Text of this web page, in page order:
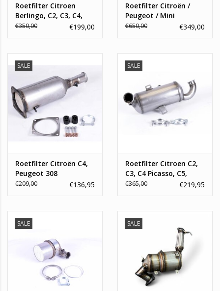
Roetfilter Citroen
Berlingo, C2, C3, C4,
Mini cooper, one,
€350,00 €199,00
Roetfilter Citroën /
Peugeot / Mini
€650,00 €349,00
SALE
Roetfilter Citroën C4,
Peugeot 308
€209,00 €136,95
SALE
Roetfilter Citroen C2,
C3, C4 Picasso, C5,
Xsara Picasso /
€365,00 €219,95
SALE SALE